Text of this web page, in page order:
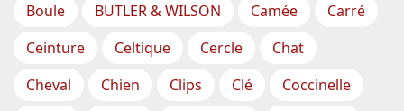
Boule
BUTLER & WILSON Camée
Carré
Ceinture
Celtique Cercle
Chat
Cheval
Chien Clips Clé
Coccinelle